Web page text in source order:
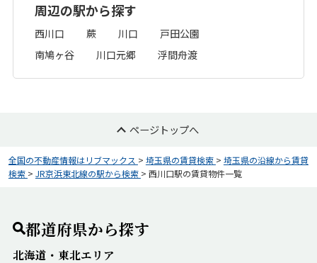
周辺の駅から探す
西川口 蕨 川口
戸田公園
南鳩ヶ谷
川口元郷 浮間舟渡
ページトップへ
全国の不動産情報はリブマックス > 埼玉県の賃貸検索 > 埼玉県の沿線から賃貸
検索 > JR京浜東北線の駅から検索 > 西川口駅の賃貸物件一覧
都道府県から探す
北海道・東北エリア